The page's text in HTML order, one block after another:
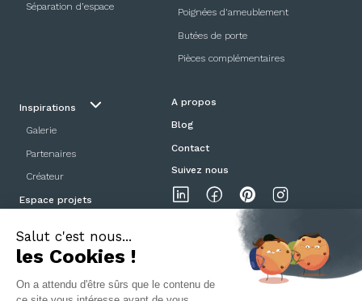
Séparation d’espace Poignées d'ameublement
Butées de porte
Pièces complémentaires
Inspirations
Galerie
Partenaires
Créateur
Espace projets
A propos
Blog
Contact
Suivez nous
Mentions légalesPolitique de confidentialitéCGV